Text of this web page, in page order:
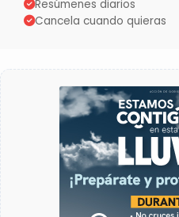
Resúmenes diarios
Cancela cuando quieras